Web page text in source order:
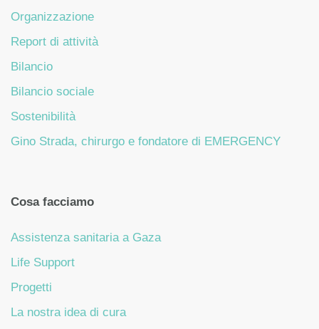
Organizzazione
Report di attività
Bilancio
Bilancio sociale
Sostenibilità
Gino Strada, chirurgo e fondatore di EMERGENCY
Cosa facciamo
Assistenza sanitaria a Gaza
Life Support
Progetti
La nostra idea di cura